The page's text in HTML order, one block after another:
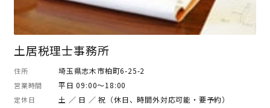
土居税理士事務所
住所 埼玉県志木市柏町6-25-2
営業時間 平日 09:00～18:00
定休日 土 ／ 日 ／ 祝（休日、時間外対応可能・要予約）